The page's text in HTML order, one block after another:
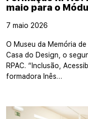
maio para o
7 maio 2026
O Museu da Memória
Casa do Design, o
RPAC. “Inclusão,
formadora Inês…